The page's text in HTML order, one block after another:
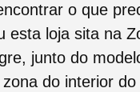
o que
esta loja sita na
junto do
zona do interior